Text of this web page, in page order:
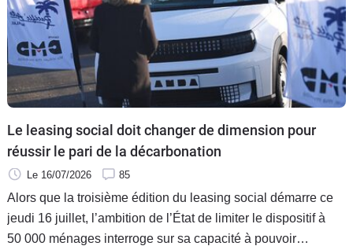
Le leasing social doit changer de dimension pour
réussir le pari de la décarbonation
Le 16/07/2026 85
Alors que la troisième édition du leasing social démarre ce
jeudi 16 juillet, l’ambition de l’État de limiter le dispositif à
50 000 ménages interroge sur sa capacité à pouvoir